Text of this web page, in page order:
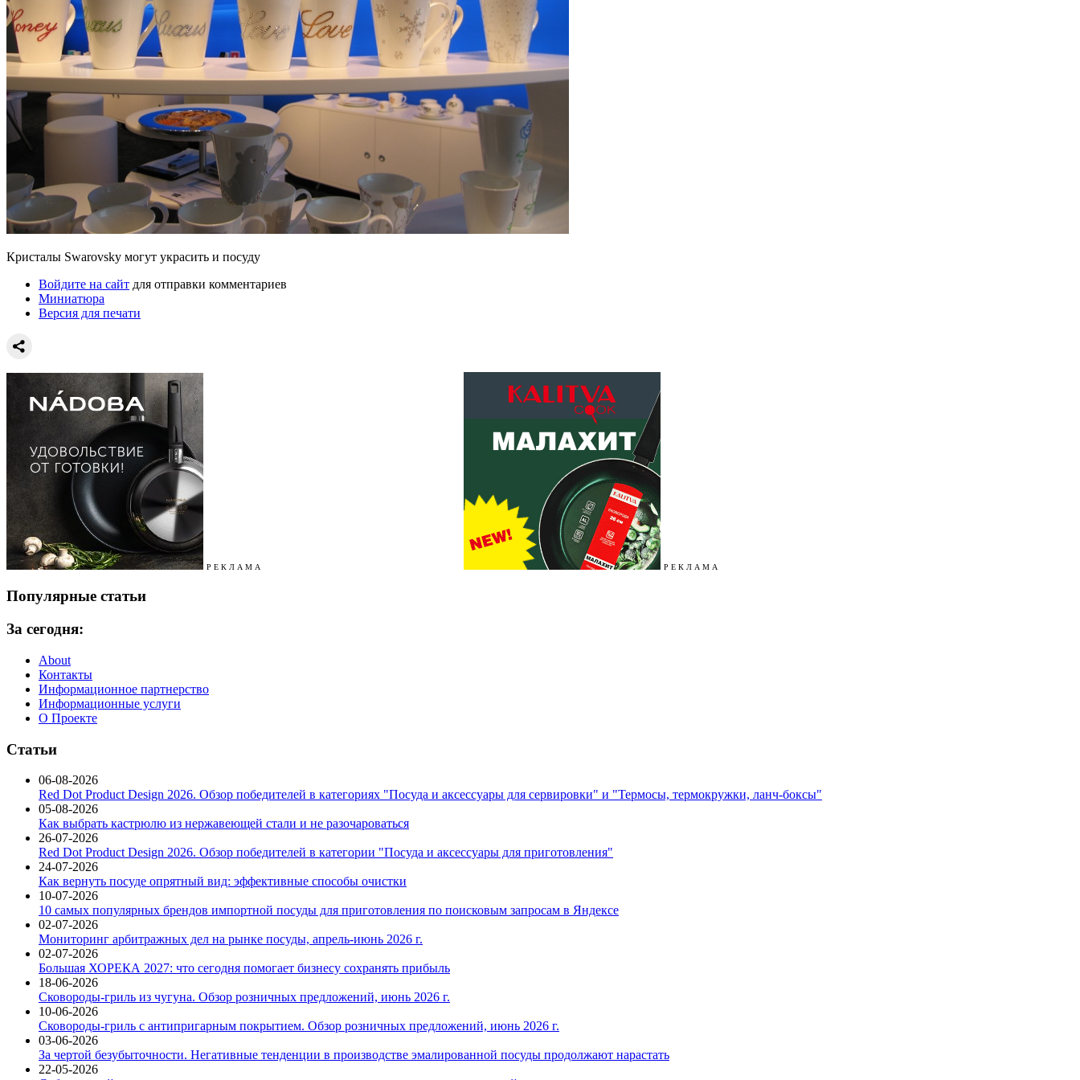
Кристалы Swarovsky могут украсить и посуду
Войдите на сайт для отправки комментариев
Миниатюра
Версия для печати
Р Е К Л А М А Р Е К Л А М А
Популярные статьи
За сегодня:
About
Контакты
Информационное партнерство
Информационные услуги
О Проекте
Статьи
06-08-2026
Red Dot Product Design 2026. Обзор победителей в категориях "Посуда и аксессуары для сервировки" и "Термосы, термокружки, ланч-боксы"
05-08-2026
Как выбрать кастрюлю из нержавеющей стали и не разочароваться
26-07-2026
Red Dot Product Design 2026. Обзор победителей в категории "Посуда и аксессуары для приготовления"
24-07-2026
Как вернуть посуде опрятный вид: эффективные способы очистки
10-07-2026
10 самых популярных брендов импортной посуды для приготовления по поисковым запросам в Яндексе
02-07-2026
Мониторинг арбитражных дел на рынке посуды, апрель-июнь 2026 г.
02-07-2026
Большая ХОРЕКА 2027: что сегодня помогает бизнесу сохранять прибыль
18-06-2026
Сковороды-гриль из чугуна. Обзор розничных предложений, июнь 2026 г.
10-06-2026
Сковороды-гриль с антипригарным покрытием. Обзор розничных предложений, июнь 2026 г.
03-06-2026
За чертой безубыточности. Негативные тенденции в производстве эмалированной посуды продолжают нарастать
22-05-2026